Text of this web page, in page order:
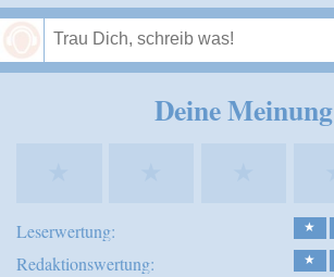
Deine Meinung
Leserwertung: ★
Redaktionswertung: ★